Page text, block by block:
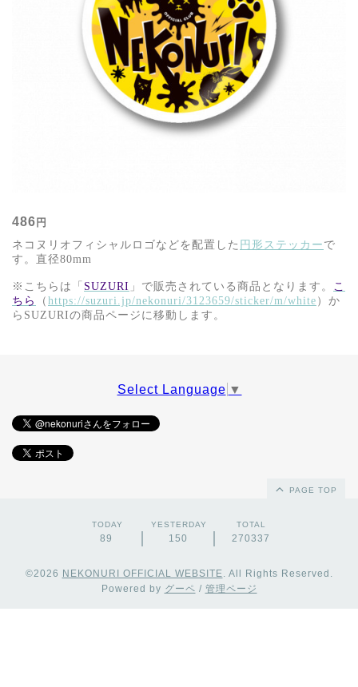
486 円
ネコヌリオフィシャルロゴなどを配置した 円形ステッカー で
す。直径80mm
※ こちらは「 SUZURI 」で販売されている商品となります。 こ
ちら
（ https://suzuri.jp/nekonuri/3123659/sticker/m/white ）か
ら SUZURIの商品ページに移動します。
Select Language ▼
PAGE TOP
TODAY
89
YESTERDAY
150
TOTAL
270337
©2026 NEKONURI OFFICIAL WEBSITE. All Rights Reserved.
Powered by グーペ / 管理ページ